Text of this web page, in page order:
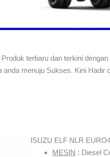
terbaru dan terkini
menuju Sukses. Kini Hadir
ISUZU ELF NLR
MESIN : Diesel